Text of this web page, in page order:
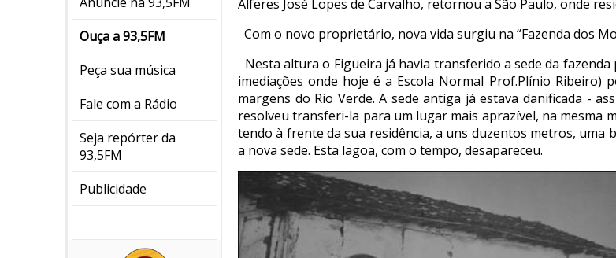
Ouça a 93,5FM
Peça sua música
Fale com a Rádio
Seja repórter da
93,5FM
Publicidade
Alferes José Lopes de Carvalho, retornou a São Paulo, onde
Com o novo proprietário, nova vida surgiu na “Fazenda dos
Nesta altura o Figueira já havia transferido a sede da fazenda
imediações onde hoje é a Escola Normal Prof.Plínio Ribeiro)
margens do Rio Verde. A sede antiga já estava danificada -
resolveu transferi-la para um lugar mais aprazível, na mesma
tendo à frente da sua residência, a uns duzentos metros, uma
a nova sede. Esta lagoa, com o tempo, desapareceu.